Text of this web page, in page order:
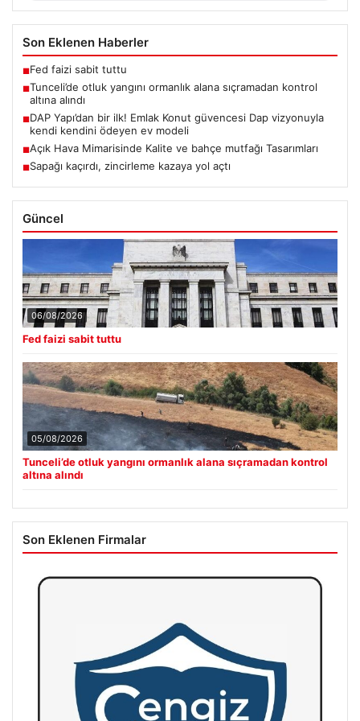
Son Eklenen Haberler
■Fed faizi sabit tuttu
■Tunceli’de otluk yangını ormanlık alana sıçramadan kontrol
altına alındı
■DAP Yapı’dan bir ilk! Emlak Konut güvencesi Dap vizyonuyla
kendi kendini ödeyen ev modeli
■Açık Hava Mimarisinde Kalite ve bahçe mutfağı Tasarımları
■Sapağı kaçırdı, zincirleme kazaya yol açtı
Güncel
06/08/2026
Fed faizi sabit tuttu
05/08/2026
Tunceli’de otluk yangını ormanlık alana sıçramadan kontrol
altına alındı
Son Eklenen Firmalar